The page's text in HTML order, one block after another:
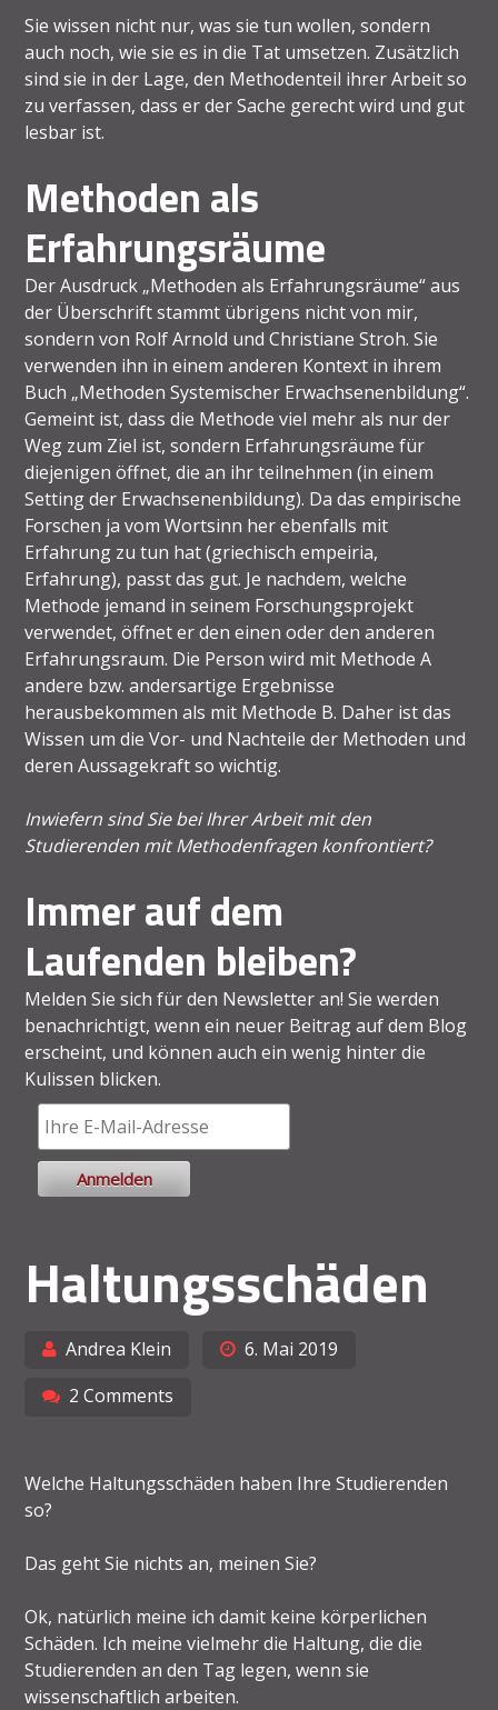
Sie wissen nicht nur, was sie tun wollen, sondern
auch noch, wie sie es in die Tat umsetzen. Zusätzlich
sind sie in der Lage, den Methodenteil ihrer Arbeit so
zu verfassen, dass er der Sache gerecht wird und gut
lesbar ist.
Methoden als
Erfahrungsräume
Der Ausdruck „Methoden als Erfahrungsräume“ aus
der Überschrift stammt übrigens nicht von mir,
sondern von Rolf Arnold und Christiane Stroh. Sie
verwenden ihn in einem anderen Kontext in ihrem
Buch „Methoden Systemischer Erwachsenenbildung“.
Gemeint ist, dass die Methode viel mehr als nur der
Weg zum Ziel ist, sondern Erfahrungsräume für
diejenigen öffnet, die an ihr teilnehmen (in einem
Setting der Erwachsenenbildung). Da das empirische
Forschen ja vom Wortsinn her ebenfalls mit
Erfahrung zu tun hat (griechisch empeiria,
Erfahrung), passt das gut. Je nachdem, welche
Methode jemand in seinem Forschungsprojekt
verwendet, öffnet er den einen oder den anderen
Erfahrungsraum. Die Person wird mit Methode A
andere bzw. andersartige Ergebnisse
herausbekommen als mit Methode B. Daher ist das
Wissen um die Vor- und Nachteile der Methoden und
deren Aussagekraft so wichtig.
Inwiefern sind Sie bei Ihrer Arbeit mit den
Studierenden mit Methodenfragen konfrontiert?
Immer auf dem
Laufenden bleiben?
Melden Sie sich für den Newsletter an! Sie werden
benachrichtigt, wenn ein neuer Beitrag auf dem Blog
erscheint, und können auch ein wenig hinter die
Kulissen blicken.
Haltungsschäden
Andrea Klein
6. Mai 2019
2 Comments
Welche Haltungsschäden haben Ihre Studierenden
so?
Das geht Sie nichts an, meinen Sie?
Ok, natürlich meine ich damit keine körperlichen
Schäden. Ich meine vielmehr die Haltung, die die
Studierenden an den Tag legen, wenn sie
wissenschaftlich arbeiten.